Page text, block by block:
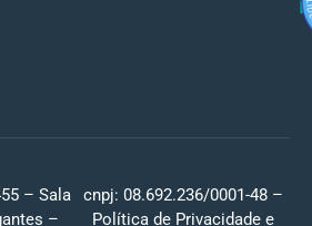
– Sala
–
cnpj: 08.692.236/0001-48 –
Política de Privacidade e